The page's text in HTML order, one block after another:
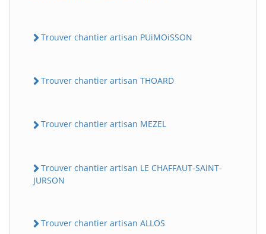
Trouver chantier artisan PUiMOiSSON
Trouver chantier artisan THOARD
Trouver chantier artisan MEZEL
Trouver chantier artisan LE CHAFFAUT-SAiNT-
JURSON
Trouver chantier artisan ALLOS